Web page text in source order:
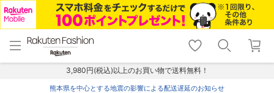
menu home
トップ
shopping_cart lock_outline
ログイン
3,980円(税込)以上のお買い物で送料無料！
熊本県を中心とする地震の影響による配送遅延のお知らせ